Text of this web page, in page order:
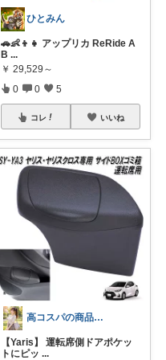
ひとみん
🚗👶👦👧 アップリカ ReRide A
B ...
￥ 29,529～
0 0 5
コレ いいね
高コスパの商品を紹介します✨
【Yaris】 運転席側ドアポケッ
トにピッ ...